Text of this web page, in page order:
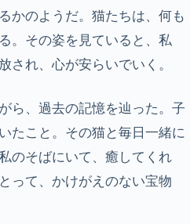
かのようだ。猫たちは、何も
。その姿を見ていると、私
され、心が安らいでいく。
ら、過去の記憶を辿った。子
たこと。その猫と毎日一緒に
のそばにいて、癒してくれ
って、かけがえのない宝物